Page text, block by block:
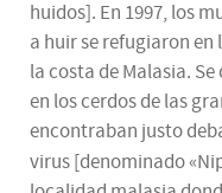
huidos]. En 1997, los
a huir se refugiaron
la costa de Malasia.
en los cerdos de las
encontraban justo
virus [denominado